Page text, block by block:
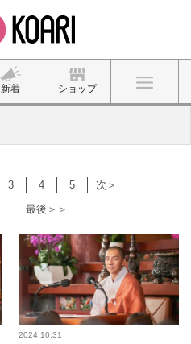
新着 ショップ
3 4 5
次＞
最後＞＞
2024.10.31